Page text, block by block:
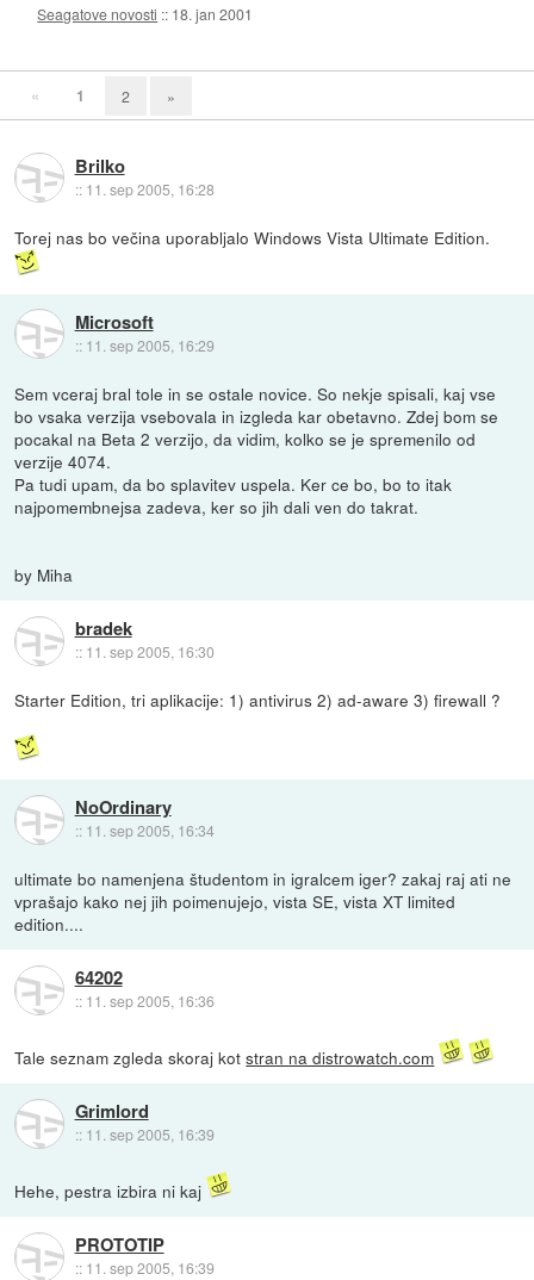
Seagatove novosti :: 18. jan 2001
« 1 2 »
Brilko
:: 11. sep 2005, 16:28
Torej nas bo večina uporabljalo Windows Vista Ultimate Edition.
Microsoft
:: 11. sep 2005, 16:29
Sem vceraj bral tole in se ostale novice. So nekje spisali, kaj vse
bo vsaka verzija vsebovala in izgleda kar obetavno. Zdej bom se
pocakal na Beta 2 verzijo, da vidim, kolko se je spremenilo od
verzije 4074.
Pa tudi upam, da bo splavitev uspela. Ker ce bo, bo to itak
najpomembnejsa zadeva, ker so jih dali ven do takrat.
by Miha
bradek
:: 11. sep 2005, 16:30
Starter Edition, tri aplikacije: 1) antivirus 2) ad-aware 3) firewall ?
NoOrdinary
:: 11. sep 2005, 16:34
ultimate bo namenjena študentom in igralcem iger? zakaj raj ati ne
vprašajo kako nej jih poimenujejo, vista SE, vista XT limited
edition....
64202
:: 11. sep 2005, 16:36
Tale seznam zgleda skoraj kotstran na distrowatch.com
Grimlord
:: 11. sep 2005, 16:39
Hehe, pestra izbira ni kaj
PROTOTIP
:: 11. sep 2005, 16:39